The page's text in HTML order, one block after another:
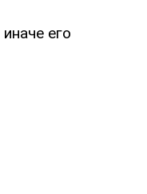
его